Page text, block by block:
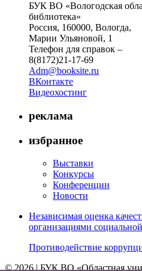
БУК ВО «Вологодская
библиотека»
Россия, 160000, Вологда,
Марии Ульяновой, 1
Телефон для справок –
8(8172)21-17-69
Adm@booksite.ru
ВКонтакте
Видеохостинг
реклама
избранное
Выставки
Конкурсы
Конференции
Новости
Независимая оценка
организациями
Противодействие
© 2026 | БУК ВО «Областная